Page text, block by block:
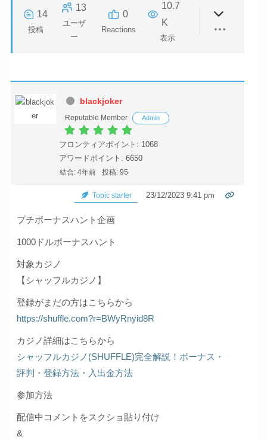
14
投稿
13
ユーザ
ー
0
Reactions
10.7
K
表示
blackjoker
Reputable Member Admin
フロンティアポイント: 1068
アワードポイント: 6650
結合: 4年前 投稿: 95
Topic starter 23/12/2023 9:41 pm
プチボーナスハント企画
1000ドルボーナスハント
対象カジノ
【シャッフルカジノ】
登録がまだの方はこちらから
https://shuffle.com?r=BWyRnyid8R
カジノ詳細はこちらから
シャッフルカジノ(SHUFFLE)完全解説！ボーナス・
評判・登録方法・入出金方法
参加方法
配信中コメントをスクショ貼り付け
&